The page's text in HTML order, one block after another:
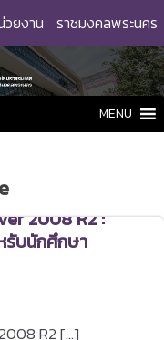
วยงาน ราชมงคลพระนคร
MENU
2008 R2 :
บนักศึกษา
R2 […]